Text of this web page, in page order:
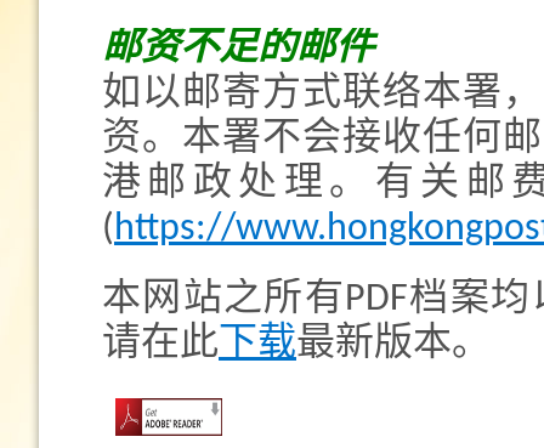
邮资不足的邮件
如以邮寄方式联络本署
资。本署不会接收任何
港邮政处理。有关邮
(https://
本网站之所有PDF档案均
请在此 下载最新版本。